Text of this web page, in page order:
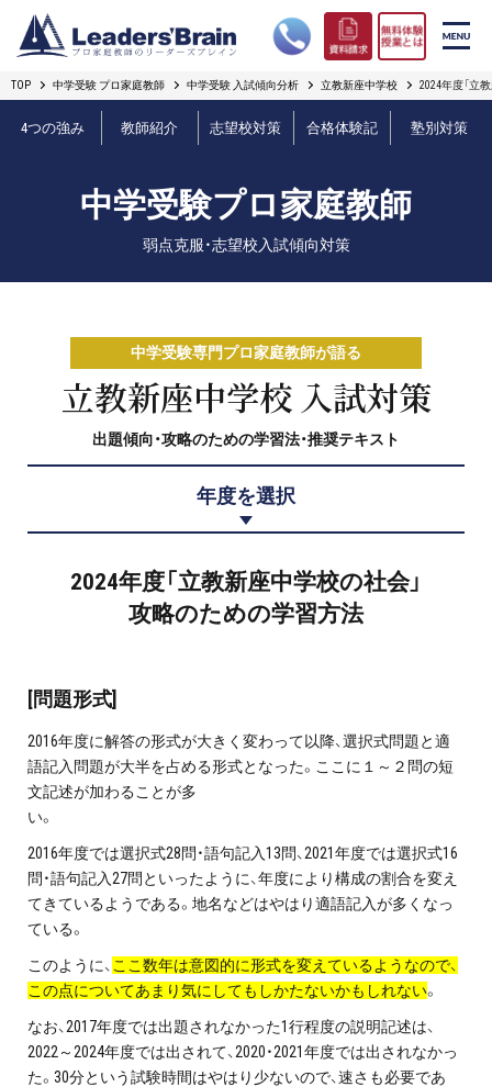
リーダーズブレインの強み
プロ教師紹介
無料体験授業とは
短期フリープラン
プロ家庭教師の英検®対策
費用について
お申込みの流れ
よくある質問
採用情報
インフォメーション
会社概要
採用情報
免責事項・著作権等
TOP 中学受験 プロ家庭教師 中学受験 入試傾向分析 立教新座中学校 2024年度「立
4つの強み 教師紹介 志望校対策 合格体験記 塾別対策
中学受験プロ家庭教師
弱点克服・志望校入試傾向対策
中学受験専門プロ家庭教師が語る
立教新座中学校 入試対策
出題傾向・攻略のための学習法・推奨テキスト
年度を選択
2024年度「立教新座中学校の社会」
攻略のための学習方法
[問題形式]
2016年度に解答の形式が大きく変わって以降、選択式問題と適
語記入問題が大半を占める形式となった。ここに１～２問の短
文記述が加わることが多
い。
2016年度では選択式28問・語句記入13問、2021年度では選択式16
問・語句記入27問といったように、年度により構成の割合を変え
てきているようである。地名などはやはり適語記入が多くなっ
ている。
このように、 ここ数年は意図的に形式を変えているようなので、
この点についてあまり気にしてもしかたないかもしれない。
なお、2017年度では出題されなかった1行程度の説明記述は、
2022～2024年度では出されて、2020・2021年度では出されなかっ
た。30分という試験時間はやはり少ないので、速さも必要であ